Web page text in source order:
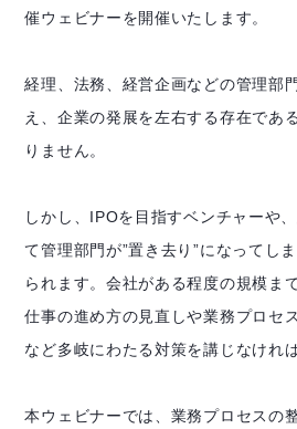
催ウェビナーを開催いたします。
経理、法務、経営企画などの管理部
え、企業の発展を左右する存在であ
りません。
しかし、IPOを目指すベンチャーや
て管理部門が”置き去り”になってし
られます。会社がある程度の規模ま
仕事の進め方の見直しや業務プロセ
など多岐にわたる対策を講じなけれ
本ウェビナーでは、業務プロセスの